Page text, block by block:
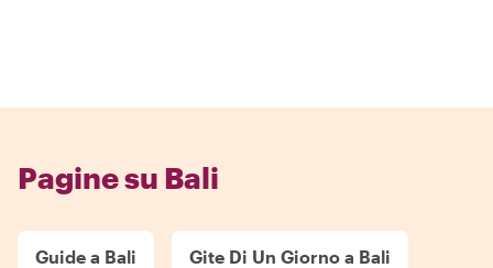
Pagine su Bali
Guide a Bali Gite Di Un Giorno a Bali